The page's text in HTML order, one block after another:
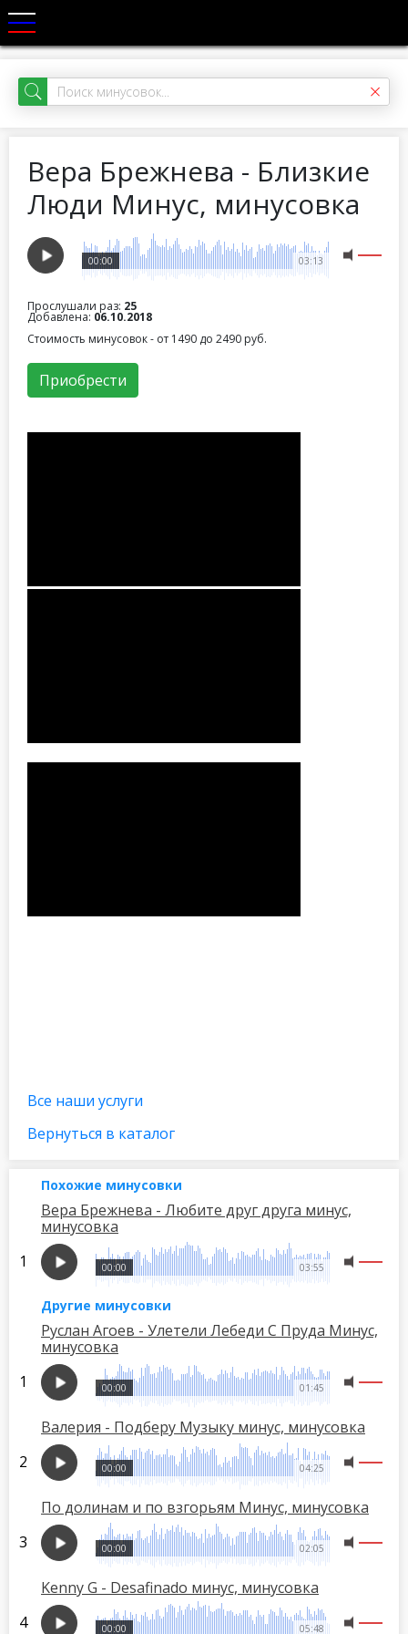
Вера Брежнева - Близкие
Люди Минус, минусовка
03:13
00:00
Прослушали раз: 25
Добавлена: 06.10.2018
Стоимость минусовок - от 1490 до 2490 руб.
Приобрести
Все наши услуги
Вернуться в каталог
Похожие минусовки
Вера Брежнева - Любите друг друга минус,
минусовка
03:55
00:00
Другие минусовки
Руслан Агоев - Улетели Лебеди С Пруда Минус,
минусовка
01:45
00:00
Валерия - Подберу Музыку минус, минусовка
04:25
00:00
По долинам и по взгорьям Минус, минусовка
02:05
00:00
Kenny G - Desafinado минус, минусовка
05:48
00:00